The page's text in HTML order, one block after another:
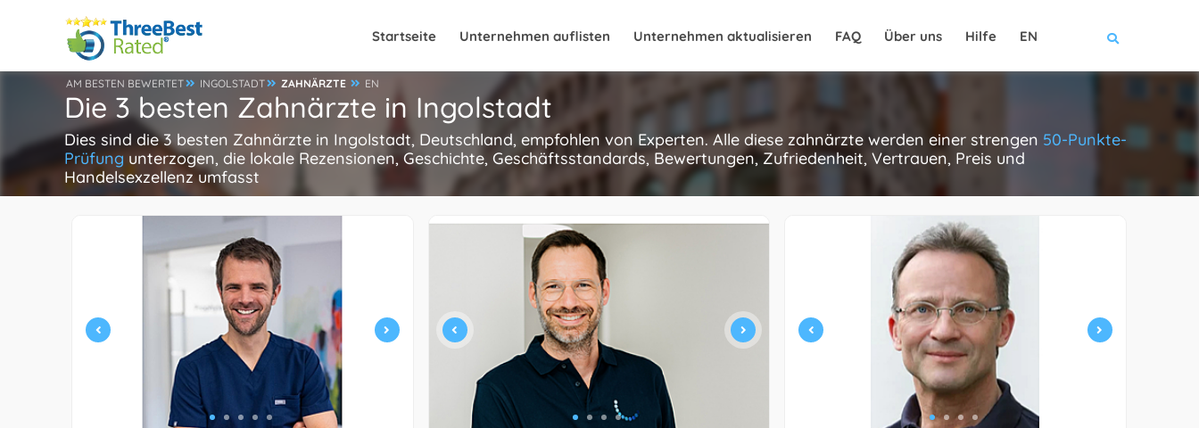
Startseite Unternehmen auflisten Unternehmen aktualisieren FAQ Über uns Hilfe EN
AM BESTEN BEWERTET INGOLSTADT ZAHNÄRZTE EN
Die 3 besten Zahnärzte in Ingolstadt
Dies sind die 3 besten Zahnärzte in Ingolstadt, Deutschland, empfohlen von Experten. Alle diese zahnärzte werden einer strengen 50-Punkte-
Prüfung unterzogen, die lokale Rezensionen, Geschichte, Geschäftsstandards, Bewertungen, Zufriedenheit, Vertrauen, Preis und
Handelsexzellenz umfasst